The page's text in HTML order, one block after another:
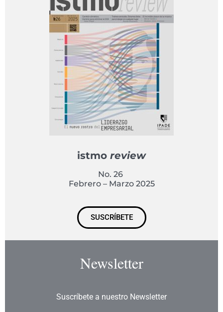
istmo review
No. 26
Febrero – Marzo 2025
SUSCRÍBETE
Newsletter
Suscríbete a nuestro Newsletter